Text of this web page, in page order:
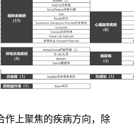
作上聚焦的疾病方向，除